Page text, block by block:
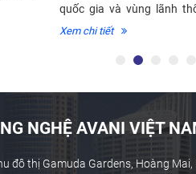
Tìm
quốc gia và vùng lãnh
Cùng với đó là chuỗi hội
Xem chi tiết
NGHỆ AVANI VIỆT
đô thị Gamuda Gardens, Hoàng Mai,